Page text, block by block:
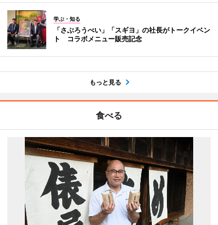
学ぶ・知る
「さぶろうべい」「スギヨ」の社長がトークイベン
ト コラボメニュー販売記念
もっと見る
食べる